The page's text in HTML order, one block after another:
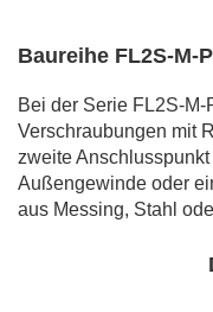
Baureihe FL2S-M-P
Bei der Serie FL2S-
Verschraubungen mit
zweite
Außengewinde oder
aus Messing, Stahl